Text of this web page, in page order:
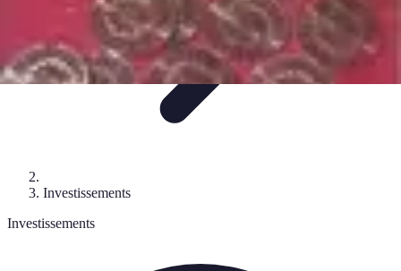
Investissements
Investissements